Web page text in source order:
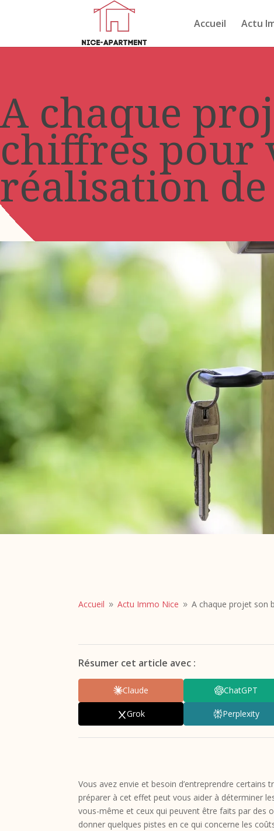
Accueil Actu
A chaque
chiffres pour
réalisation
Accueil 9 Actu Immo Nice 9 A chaque projet son
Résumer cet article avec :
Claude ChatGPT
Grok Perplexity
Vous avez envie et besoin d’entreprendre
préparer à cet effet peut vous aider à déterminer
vous-même et ceux qui peuvent être faits par des
donner quelques pistes en ce qui concerne les